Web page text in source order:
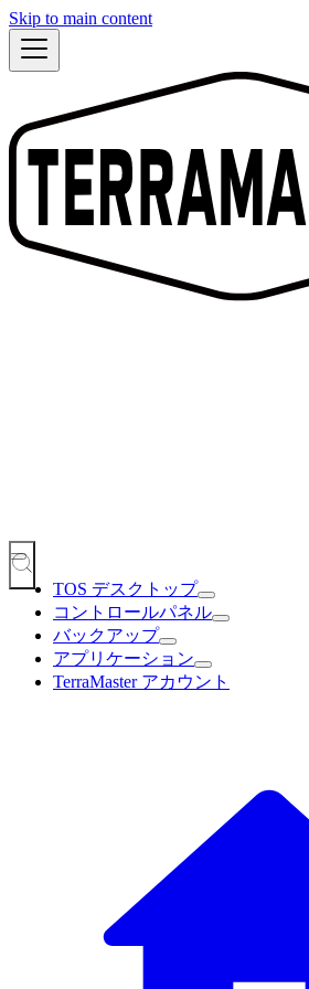
Skip to main content
TOS デスクトップ
コントロールパネル
バックアップ
アプリケーション
TerraMaster アカウント